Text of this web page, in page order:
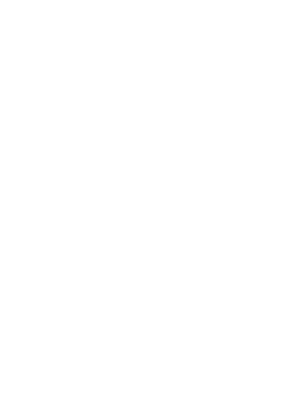
区 (10)
谷区 (21)
区 (13)
足立区・荒川区 (24)
蔵野市・三鷹市・日野市・西
ヶ崎市・平塚市 (5)
市・町田市・大和市・海老
見市・ふじみ野市 (4)
・入間市・秩父市・秩父
・川越市 (14)
市・志木市 (6)
・松戸市 (21)
・八千代市・佐倉市 (14)
・木更津市・茂原市・我孫
旭市・瀬戸市・日進市 (10)
・大府市・刈谷市 (7)
・豊田市・岡崎市 (12)
市 (10)
市 (9)
市・桑名市 (8)